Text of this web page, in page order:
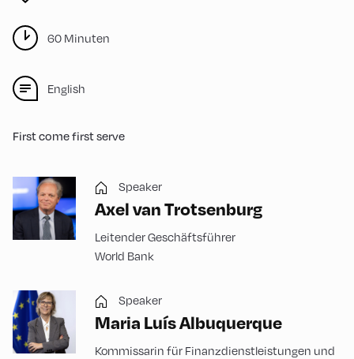
60 Minuten
English
First come first serve
Speaker
Axel van Trotsenburg
Leitender Geschäftsführer
World Bank
Speaker
Maria Luís Albuquerque
Kommissarin für Finanzdienstleistungen und